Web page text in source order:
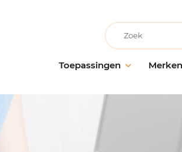
Toepassingen
Facilitair onderhoud
Schoonmaakbedrijven
Medische instellingen
Merken
AllerClean
PolVita
PolBio
Recherche